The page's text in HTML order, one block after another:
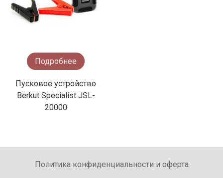
Подробнее
Пусковое устройство
Berkut Specialist JSL-
20000
Политика конфиденциальности и оферта